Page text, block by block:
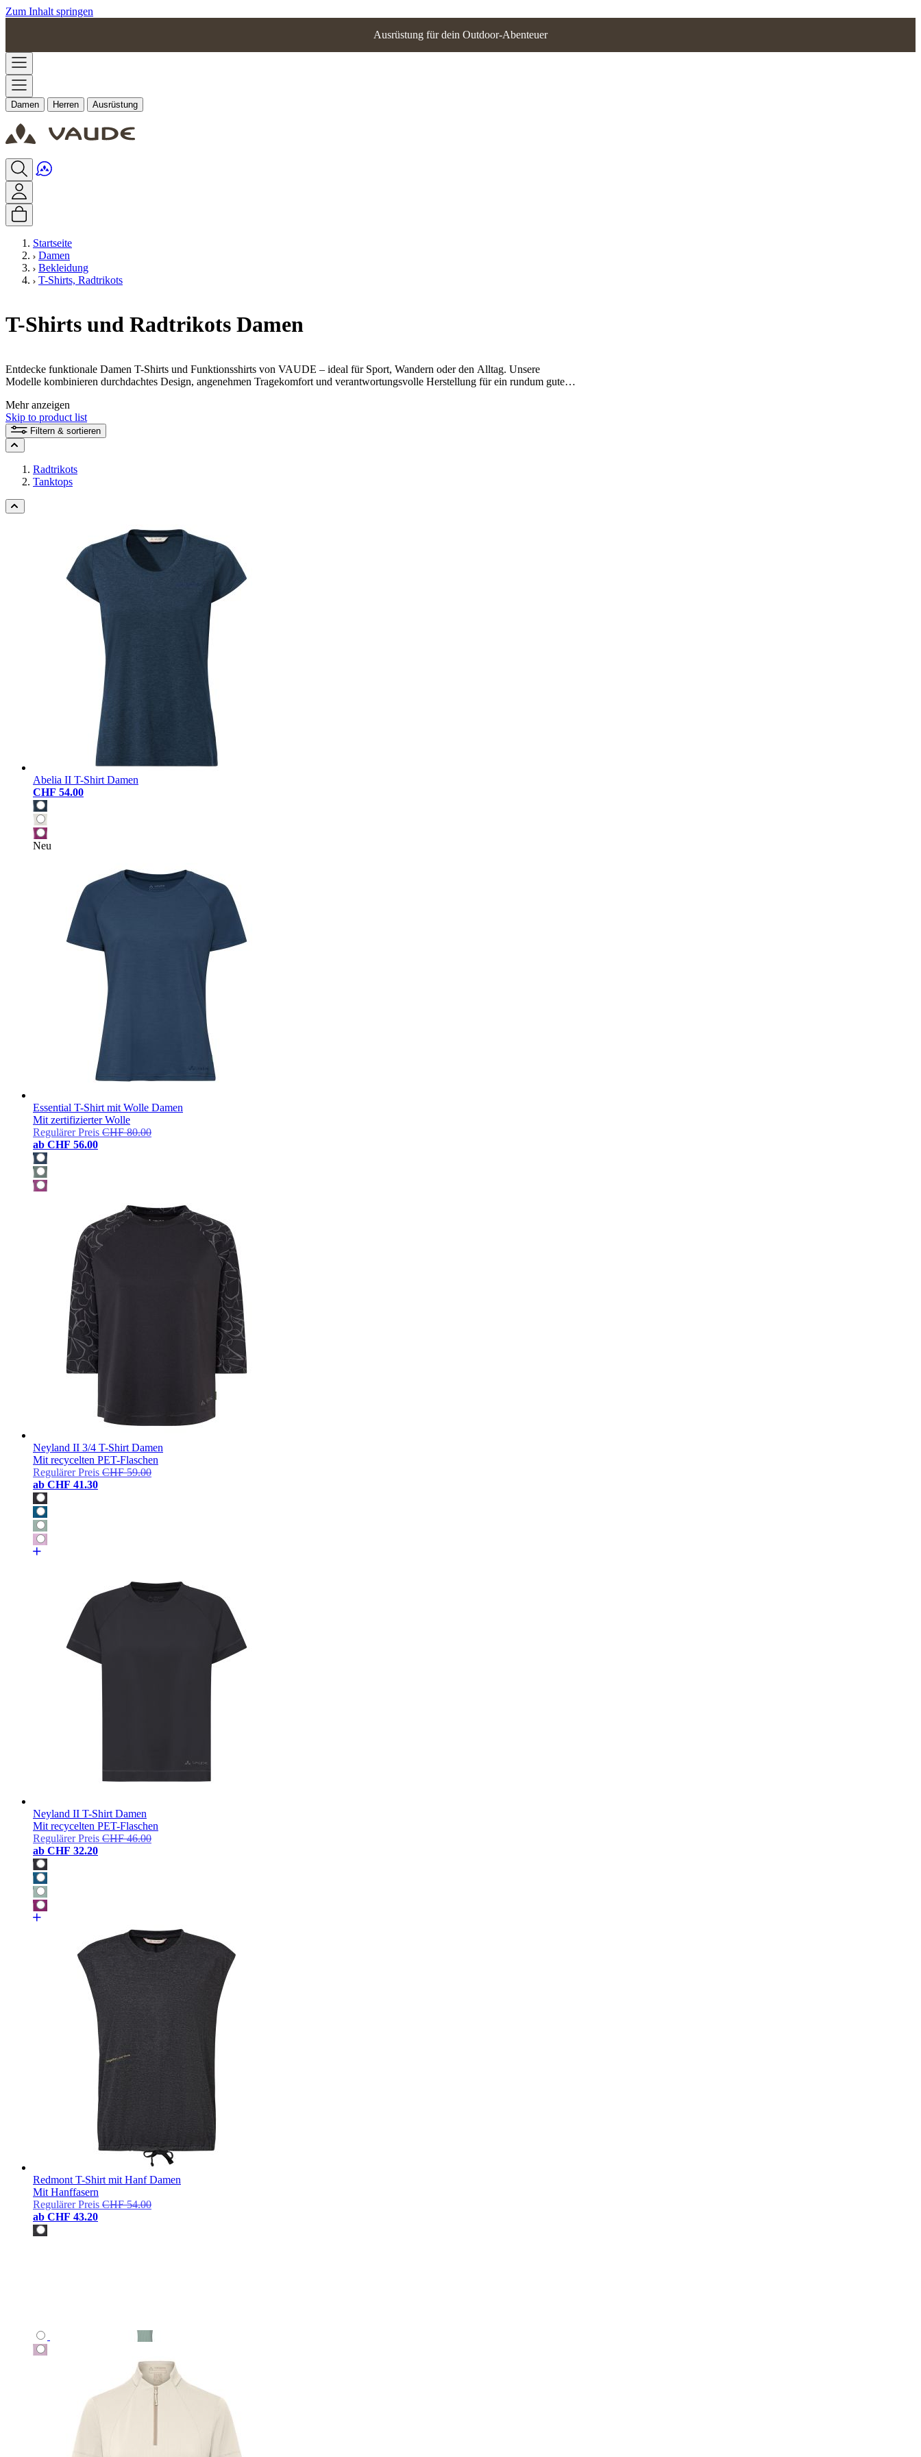
Zum Inhalt springen
Ausrüstung für dein Outdoor-Abenteuer
Damen Herren Ausrüstung
Startseite
Damen
Bekleidung
T-Shirts, Radtrikots
T-Shirts und Radtrikots Damen
Entdecke funktionale Damen T-Shirts und Funktionsshirts von VAUDE – ideal für Sport, Wandern oder den Alltag. Unsere
Modelle kombinieren durchdachtes Design, angenehmen Tragekomfort und verantwortungsvolle Herstellung für ein rundum gutes
Mehr anzeigen
Skip to product list
Filtern & sortieren
Radtrikots
Tanktops
Abelia II T-Shirt Damen
CHF 54.00
Neu
Essential T-Shirt mit Wolle Damen
Mit zertifizierter Wolle
Regulärer Preis CHF 80.00
ab CHF 56.00
Neyland II 3/4 T-Shirt Damen
Mit recycelten PET-Flaschen
Regulärer Preis CHF 59.00
ab CHF 41.30
Neyland II T-Shirt Damen
Mit recycelten PET-Flaschen
Regulärer Preis CHF 46.00
ab CHF 32.20
Redmont T-Shirt mit Hanf Damen
Mit Hanffasern
Regulärer Preis CHF 54.00
ab CHF 43.20